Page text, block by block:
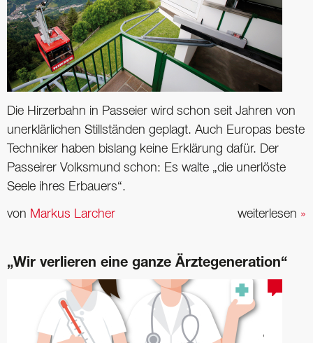
Die Hirzerbahn in Passeier wird schon seit Jahren von
unerklärlichen Stillständen geplagt. Auch Europas beste
Techniker haben bislang keine Erklärung dafür. Der
Passeirer Volksmund schon: Es walte „die unerlöste
Seele ihres Erbauers“.
weiterlesen »
von Markus Larcher
„Wir verlieren eine ganze Ärztegeneration“